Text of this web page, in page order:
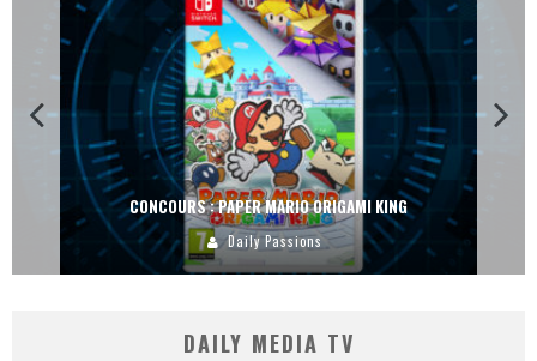
CONCOURS : PAPER MARIO ORIGAMI KING
Daily Passions
DAILY MEDIA TV